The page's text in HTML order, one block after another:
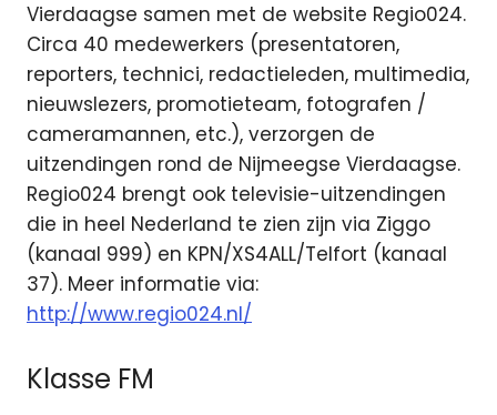
Vierdaagse samen met de website Regio024.
Circa 40 medewerkers (presentatoren,
reporters, technici, redactieleden, multimedia,
nieuwslezers, promotieteam, fotografen /
cameramannen, etc.), verzorgen de
uitzendingen rond de Nijmeegse Vierdaagse.
Regio024 brengt ook televisie-uitzendingen
die in heel Nederland te zien zijn via Ziggo
(kanaal 999) en KPN/XS4ALL/Telfort (kanaal
37). Meer informatie via:
http://www.regio024.nl/
Klasse FM